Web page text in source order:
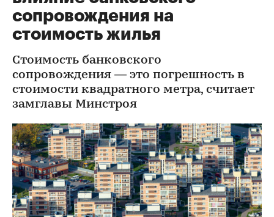
сопровождения на
стоимость жилья
Стоимость банковского
сопровождения — это погрешность в
стоимости квадратного метра, считает
замглавы Минстроя